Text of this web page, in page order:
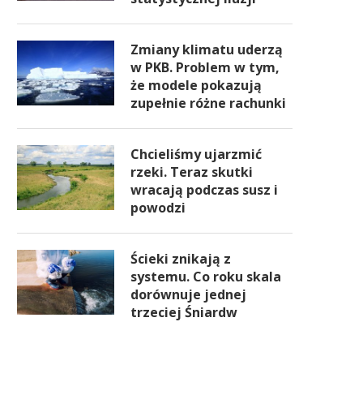
Zmiany klimatu uderzą
w PKB. Problem w tym,
że modele pokazują
zupełnie różne rachunki
Chcieliśmy ujarzmić
rzeki. Teraz skutki
wracają podczas susz i
powodzi
Ścieki znikają z
systemu. Co roku skala
dorównuje jednej
trzeciej Śniardw